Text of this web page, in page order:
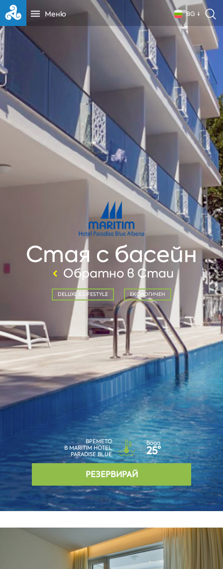
Меню BG
Стая с басейн
Обратно в Стаи
DELUXE & LIFESTYLE ЕКОЛОГИЧЕН
ВРЕМЕТО
В MARITIM HOTEL
PARADISE BLUE
Вода
25°
РЕЗЕРВИРАЙ